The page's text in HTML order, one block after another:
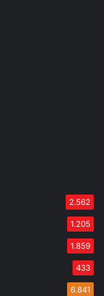
2.562
1.205
1.859
433
6.841